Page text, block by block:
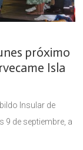
próximo
Isla
Insular de
9 de septiembre, a